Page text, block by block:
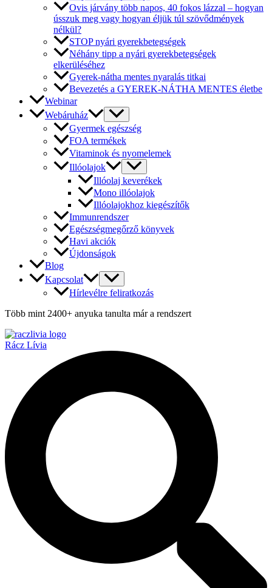
Ovis járvány több napos, 40 fokos lázzal – hogyan
ússzuk meg vagy hogyan éljük túl szövődmények
nélkül?
STOP nyári gyerekbetegségek
Néhány tipp a nyári gyerekbetegségek
elkerüléséhez
Gyerek-nátha mentes nyaralás titkai
Bevezetés a GYEREK-NÁTHA MENTES életbe
Webinar
Webáruház
Gyermek egészség
FOA termékek
Vitaminok és nyomelemek
Illóolajok
Illóolaj keverékek
Mono illóolajok
Illóolajokhoz kiegészítők
Immunrendszer
Egészségmegőrző könyvek
Havi akciók
Újdonságok
Blog
Kapcsolat
Hírlevélre feliratkozás
Több mint 2400+ anyuka tanulta már a rendszert
Rácz Lívia